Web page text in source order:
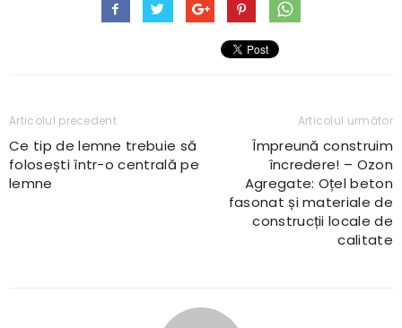
Articolul precedent
Ce tip de lemne trebuie să
folosești într-o centrală pe
lemne
Articolul următor
Împreună construim
încredere! – Ozon
Agregate: Oțel beton
fasonat și materiale de
construcții locale de
calitate